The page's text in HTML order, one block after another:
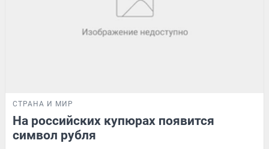
СТРАНА И МИР
На российских купюрах появится
символ рубля